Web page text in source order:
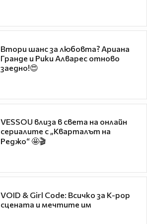
Втори шанс за любовта? Ариана
Гранде и Рики Алварес отново
заедно!😍
VESSOU влиза в света на онлайн
сериалите с „Кварталът на
Реджо“ 🤩🎬
VOID & Girl Code: Всичко за K-pop
сцената и мечтите им